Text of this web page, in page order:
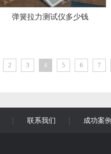
弹簧拉力测试仪多少钱
2 3 4 5 6 7
联系我们 成功案例